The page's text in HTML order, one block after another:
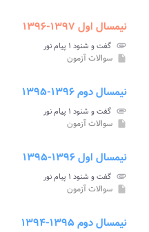
نیمسال اول ۱۳۹۷-۱۳۹۶
attachment گفت و شنود ۱ پیام نور
insert_drive_file سوالات آزمون
نیمسال دوم ۱۳۹۶-۱۳۹۵
attachment گفت و شنود ۱ پیام نور
insert_drive_file سوالات آزمون
نیمسال اول ۱۳۹۶-۱۳۹۵
attachment گفت و شنود ۱ پیام نور
insert_drive_file سوالات آزمون
نیمسال دوم ۱۳۹۵-۱۳۹۴